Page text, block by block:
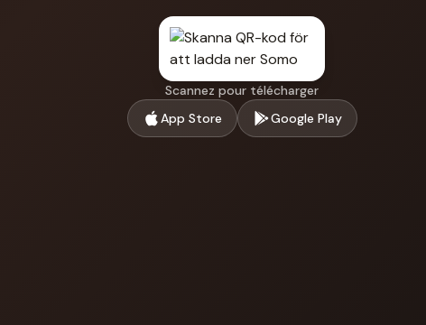
Scannez pour télécharger
App Store
Google Play